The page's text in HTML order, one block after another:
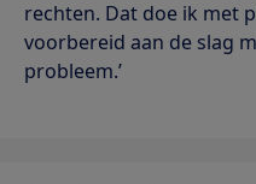
rechten. Dat doe ik met
voorbereid aan de slag
probleem.’